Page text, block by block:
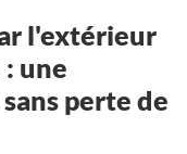
l'extérieur
une
perte de